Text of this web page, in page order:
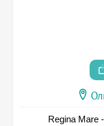
Regina Mare